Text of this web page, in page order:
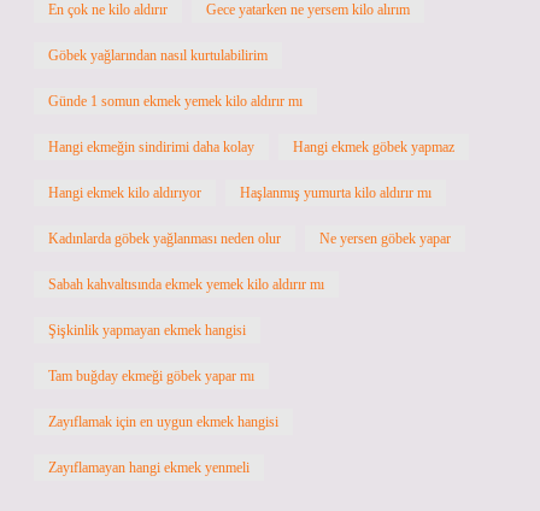
En çok ne kilo aldırır Gece yatarken ne yersem kilo alırım
Göbek yağlarından nasıl kurtulabilirim
Günde 1 somun ekmek yemek kilo aldırır mı
Hangi ekmeğin sindirimi daha kolay Hangi ekmek göbek yapmaz
Hangi ekmek kilo aldırıyor Haşlanmış yumurta kilo aldırır mı
Kadınlarda göbek yağlanması neden olur Ne yersen göbek yapar
Sabah kahvaltısında ekmek yemek kilo aldırır mı
Şişkinlik yapmayan ekmek hangisi
Tam buğday ekmeği göbek yapar mı
Zayıflamak için en uygun ekmek hangisi
Zayıflamayan hangi ekmek yenmeli